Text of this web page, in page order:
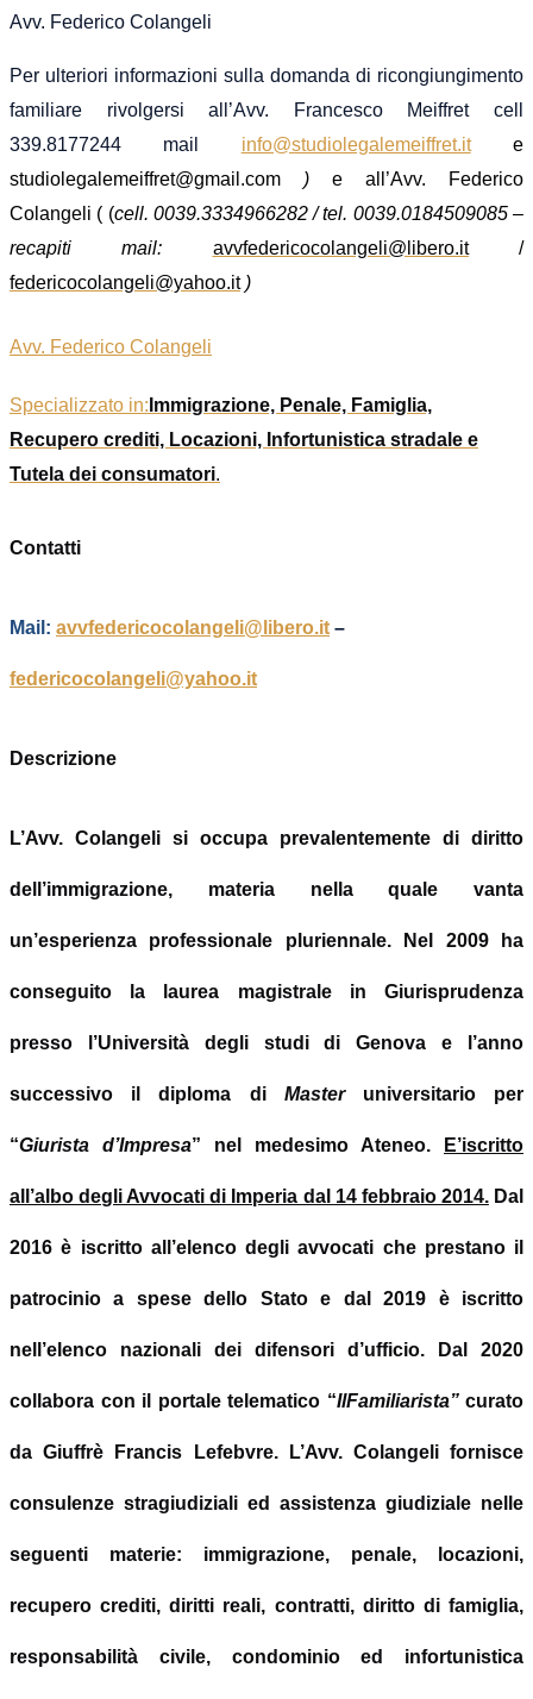
Avv. Federico Colangeli
Per ulteriori informazioni sulla domanda di ricongiungimento
familiare rivolgersi all’Avv. Francesco Meiffret cell
339.8177244 mail info@studiolegalemeiffret.it
e
studiolegalemeiffret@gmail.com ) e all’Avv. Federico
Colangeli ( (cell. 0039.3334966282 / tel. 0039.0184509085 –
recapiti mail:
avvfedericocolangeli@libero.it/
federicocolangeli@yahoo.it )
Avv. Federico Colangeli
Specializzato in: Immigrazione, Penale, Famiglia,
Recupero crediti, Locazioni, Infortunistica stradale e
Tutela dei consumatori.
Contatti
Mail: avvfedericocolangeli@libero.it –
federicocolangeli@yahoo.it
Descrizione
L’Avv. Colangeli si occupa prevalentemente di diritto
dell ’immigrazione, materia nella quale vanta
un’esperienza professionale pluriennale. Nel 2009 ha
conseguito la laurea magistrale in Giurisprudenza
presso l ’Università degli studi di Genova e l ’anno
successivo il diploma di Masteruniversitario per
“Giurista d’Impresa” nel medesimo Ateneo. E’iscritto
all ’albo degli Avvocati di Imperia dal 14 febbraio 2014.Dal
2016 è iscritto all ’elenco degli avvocati che prestano il
patrocinio a spese dello Stato e dal 2019 è iscritto
nell ’elenco nazionali dei difensori d ’ufficio. Dal 2020
collabora con il portale telematico “IlFamiliarista” curato
da Giuffrè Francis Lefebvre. L’Avv. Colangeli fornisce
consulenze stragiudiziali ed assistenza giudiziale nelle
seguenti materie: immigrazione, penale, locazioni,
recupero crediti, diritti reali, contratti, diritto di famiglia,
responsabilità civile, condominio ed infortunistica